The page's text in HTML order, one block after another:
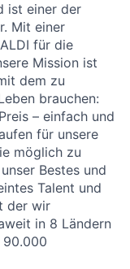
ist einer der
Mit einer
für die
Mission ist
dem zu
brauchen:
– einfach und
für unsere
möglich zu
Bestes und
Talent und
der wir
in 8 Ländern
90.000